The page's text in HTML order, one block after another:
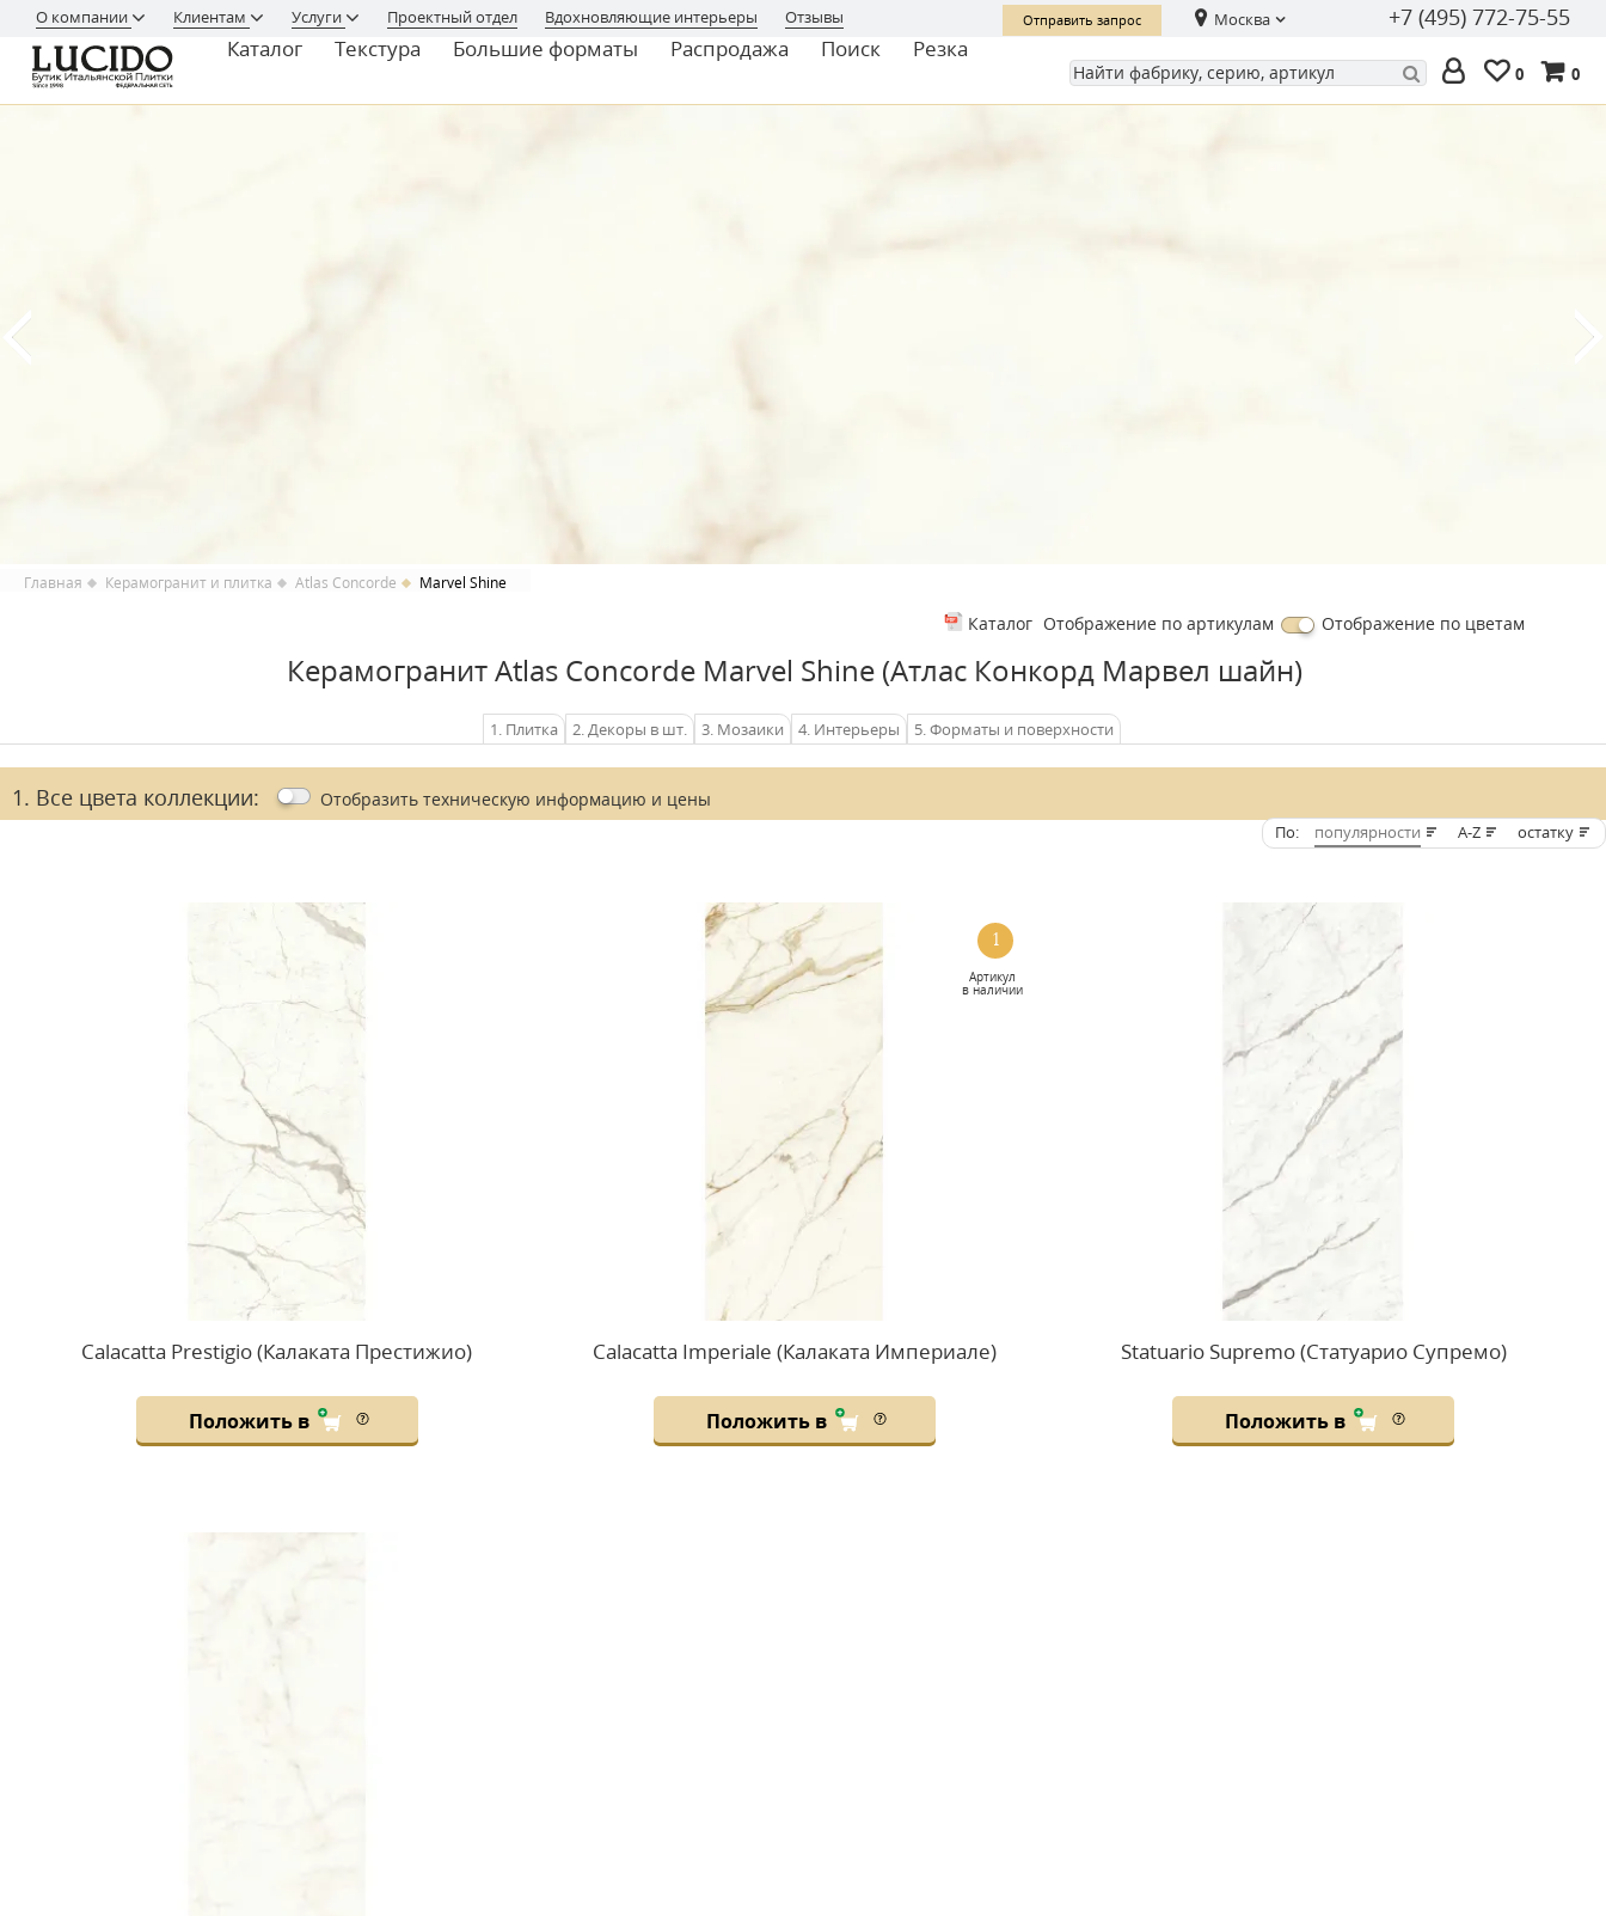
О компании Клиентам Услуги Проектный отдел Вдохновляющие интерьеры Отзывы Отправить запрос Москва +7 (495) 772-75-55
Каталог Текстура Большие форматы Распродажа Поиск Резка
0 0
Главная Керамогранит и плитка Atlas Concorde Marvel Shine
Каталог Отображение по артикулам Отображение по цветам
Керамогранит Atlas Concorde Marvel Shine (Атлас Конкорд Марвел шайн)
1. Плитка 2. Декоры в шт. 3. Мозаики 4. Интерьеры 5. Форматы и поверхности
1. Все цвета коллекции: Отобразить техническую информацию и цены
По: популярности A-Z остатку
Calacatta Prestigio (Калаката Престижио)
Положить в
1
Артикул
в наличии
Calacatta Imperiale (Калаката Империале)
Положить в
Statuario Supremo (Статуарио Супремо)
Положить в